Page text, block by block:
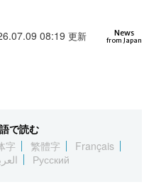
Русский
News
from Japan
08:19 更新
で読む
字 繁體字
Français
Русский